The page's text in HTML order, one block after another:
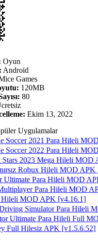
Oyun
Android
Games
120MB
80
Ekim 13, 2022
Uygulamalar
Soccer 2021 Para Hileli
Soccer 2022 Para Hileli
2023 Mega Hileli MOD
Robux Hileli MOD
Ultimate Para Hileli MOD
Para Hileli MOD
Hileli MOD APK [v4.16.1]
Simulator Para Hileli
Ultimate Para Hileli Full
Full Hilesiz APK [v1.5.6.52]